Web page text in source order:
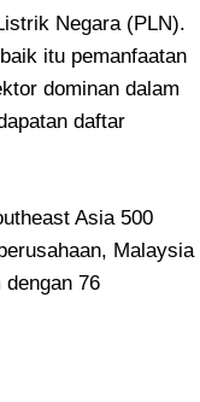
Negara (PLN).
itu pemanfaatan
dominan dalam
daftar
Asia 500
Malaysia
dengan 76